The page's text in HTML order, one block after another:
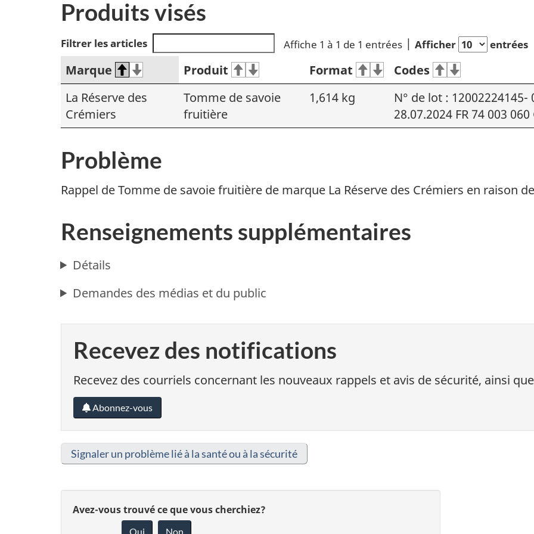
Produits visés
Filtrer les articles Affiche 1 à 1 de 1 entrées Afficher entrées
Marque Produit Format
Codes
La Réserve des
Crémiers
Tomme de savoie
fruitière
1,614 kg
N° de lot : 12002224145-
28.07.2024 FR 74 003 060
Problème
Rappel de Tomme de savoie fruitière de marque La Réserve des Crémiers en raison
Renseignements supplémentaires
Détails
Demandes des médias et du public
Recevez des notifications
Recevez des courriels concernant les nouveaux rappels et avis de sécurité, ainsi
Abonnez-vous
Signaler un problème lié à la santé ou à la sécurité
D
Avez-vous trouvé ce que vous cherchiez?
Oui Non